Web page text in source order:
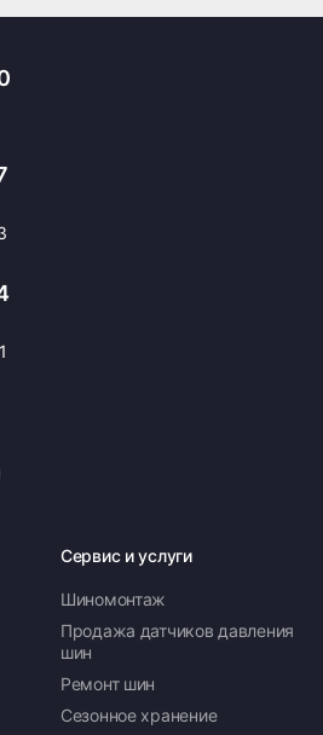
растет и жесткость шины
(полосы) на боковине
при получении,
кредита и
Сервис и услуги
Шиномонтаж
Продажа датчиков давления
шин
Ремонт шин
Сезонное хранение